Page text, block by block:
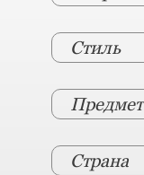
Стиль
Предмет
Страна